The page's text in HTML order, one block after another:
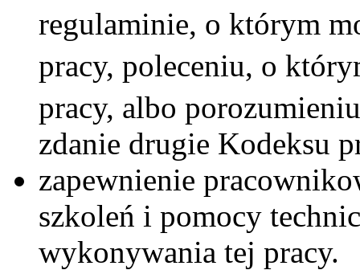
regulaminie, o którym
pracy, poleceniu, o
pracy, albo
zdanie drugie Kodeksu
zapewnienie
szkoleń i pomocy
wykonywania tej pracy.